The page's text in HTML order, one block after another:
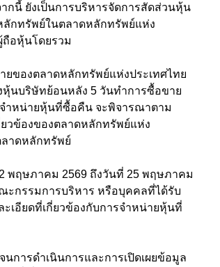
นี้ ยังเป็นการบริหารจัดการสัดส่วนหุ้น
กทรัพย์ในตลาดหลักทรัพย์แห่ง
ถือหุ้นโดยรวม
ของตลาดหลักทรัพย์แห่งประเทศไทย
หุ้นบริษัทย้อนหลัง 5 วันทำการซื้อขาย
ำหน่ายหุ้นที่ซื้อคืน จะพิจารณาตาม
วข้องของตลาดหลักทรัพย์แห่ง
าดหลักทรัพย์
พฤษภาคม 2569 ถึงวันที่ 25 พฤษภาคม
กรรมการบริหาร หรือบุคคลที่ได้รับ
เอียดที่เกี่ยวข้องกับการจำหน่ายหุ้นที่
การดำเนินการและการเปิดเผยข้อมูล